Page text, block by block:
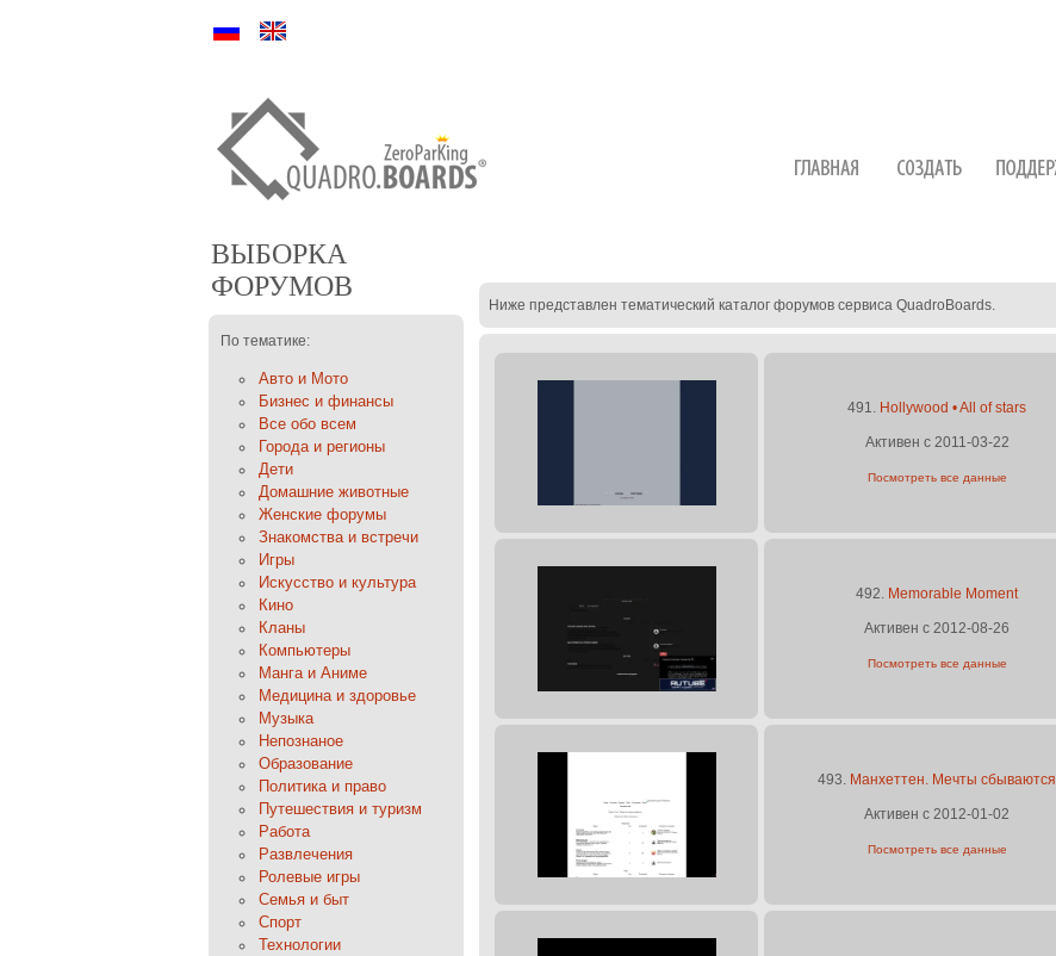
Ру En
ВЫБОРКА
ФОРУМОВ
По тематике:
Авто и Мото
Бизнес и финансы
Все обо всем
Города и регионы
Дети
Домашние животные
Женские форумы
Знакомства и встречи
Игры
Искусство и культура
Кино
Кланы
Компьютеры
Манга и Аниме
Медицина и здоровье
Музыка
Непознаное
Образование
Политика и право
Путешествия и туризм
Работа
Развлечения
Ролевые игры
Семья и быт
Спорт
Технологии
Ниже представлен тематический каталог форумов сервиса QuadroBoards.
491. Hollywood • All of stars
Активен с 2011-03-22
Посмотреть все данные
492. Memorable Moment
Активен с 2012-08-26
Посмотреть все данные
493. Манхеттен. Мечты сбываются
Активен с 2012-01-02
Посмотреть все данные